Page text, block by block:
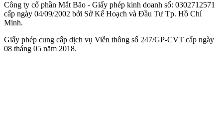
Công ty cổ phần Mắt Bão - Giấy phép kinh doanh số: 0302712571
cấp ngày 04/09/2002 bởi Sở Kế Hoạch và Đầu Tư Tp. Hồ Chí
Minh.
Giấy phép cung cấp dịch vụ Viễn thông số 247/GP-CVT cấp ngày
08 tháng 05 năm 2018.